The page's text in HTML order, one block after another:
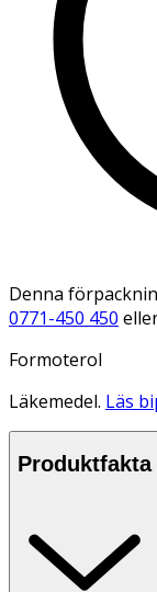
Denna
0771-450 450
Formoterol
Läkemedel. Läs
Produktfakta